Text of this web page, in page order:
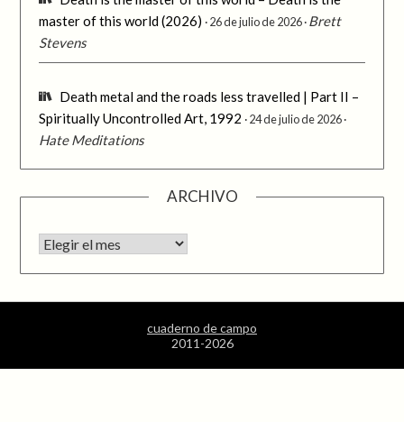
master of this world (2026)
26 de julio de 2026 Brett
Stevens
Death metal and the roads less travelled | Part II –
Spiritually Uncontrolled Art, 1992
24 de julio de 2026
Hate Meditations
ARCHIVO
Archivo
cuaderno de campo
2011-2026